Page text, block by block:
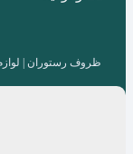
ظروف رستوران |